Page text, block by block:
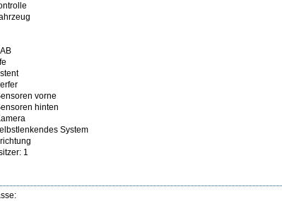
vorne
hinten
System
1